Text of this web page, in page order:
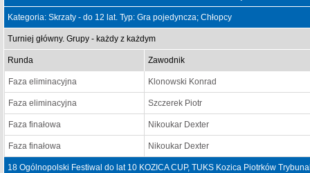
Kategoria: Skrzaty - do 12 lat. Typ: Gra pojedyncza; Chłopcy
Turniej główny. Grupy - każdy z każdym
Runda Zawodnik
Faza eliminacyjna Klonowski Konrad
Faza eliminacyjna Szczerek Piotr
Faza finałowa Nikoukar Dexter
Faza finałowa Nikoukar Dexter
18 Ogólnopolski Festiwal do lat 10 KOZICA CUP, TUKS Kozica Piotrków